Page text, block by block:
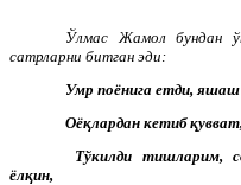
Ўлмас Жамол бундан
сатрларни битган эди :
Умр поёнига етди, яшаш
Оёқлардан кетиб
Тўкилди тишларим,
ёлқин,